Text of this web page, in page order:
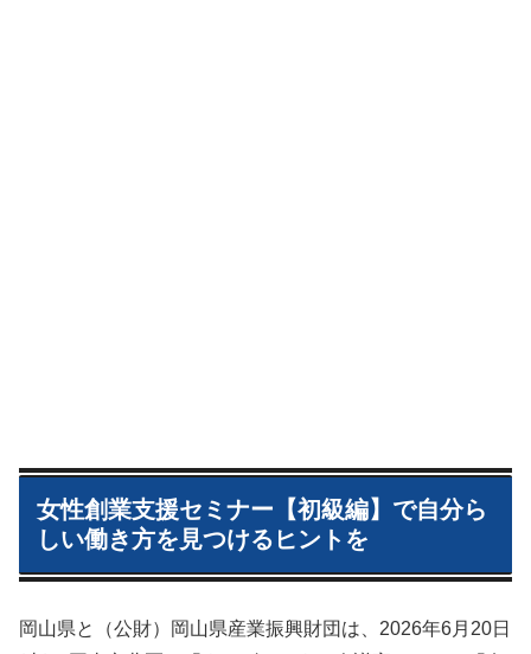
女性創業支援セミナー【初級編】で自分ら
しい働き方を見つけるヒントを
岡山県と（公財）岡山県産業振興財団は、2026年6月20日